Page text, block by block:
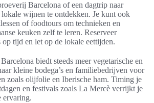
Barcelona of een dagtrip naar
lokale wijnen te ontdekken. Je kunt ook
of foodtours om technieken en
keuken zelf te leren. Reserveer
op tijd en let op de lokale eettijden.
biedt steeds meer vegetarische en
kleine bodega’s en familiebedrijven voor
zoals olijfolie en Iberische ham. Timing je
en festivals zoals La Mercè verrijkt je
ervaring.